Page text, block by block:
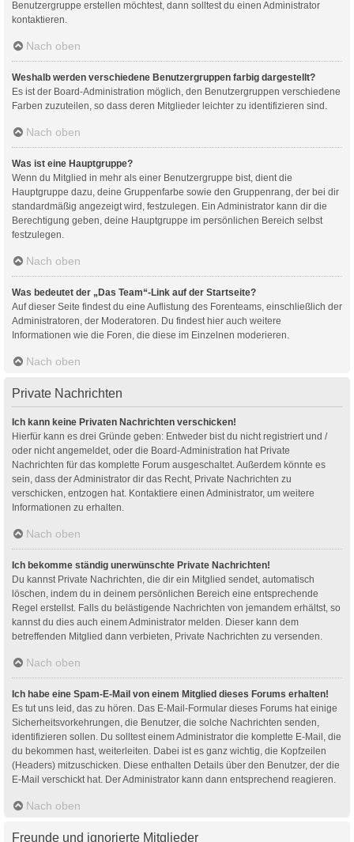
Benutzergruppe erstellen möchtest, dann solltest du einen Administrator
kontaktieren.
Nach oben
Weshalb werden verschiedene Benutzergruppen farbig dargestellt?
Es ist der Board-Administration möglich, den Benutzergruppen verschiedene
Farben zuzuteilen, so dass deren Mitglieder leichter zu identifizieren sind.
Nach oben
Was ist eine Hauptgruppe?
Wenn du Mitglied in mehr als einer Benutzergruppe bist, dient die
Hauptgruppe dazu, deine Gruppenfarbe sowie den Gruppenrang, der bei dir
standardmäßig angezeigt wird, festzulegen. Ein Administrator kann dir die
Berechtigung geben, deine Hauptgruppe im persönlichen Bereich selbst
festzulegen.
Nach oben
Was bedeutet der „Das Team“-Link auf der Startseite?
Auf dieser Seite findest du eine Auflistung des Forenteams, einschließlich der
Administratoren, der Moderatoren. Du findest hier auch weitere
Informationen wie die Foren, die diese im Einzelnen moderieren.
Nach oben
Private Nachrichten
Ich kann keine Privaten Nachrichten verschicken!
Hierfür kann es drei Gründe geben: Entweder bist du nicht registriert und /
oder nicht angemeldet, oder die Board-Administration hat Private
Nachrichten für das komplette Forum ausgeschaltet. Außerdem könnte es
sein, dass der Administrator dir das Recht, Private Nachrichten zu
verschicken, entzogen hat. Kontaktiere einen Administrator, um weitere
Informationen zu erhalten.
Nach oben
Ich bekomme ständig unerwünschte Private Nachrichten!
Du kannst Private Nachrichten, die dir ein Mitglied sendet, automatisch
löschen, indem du in deinem persönlichen Bereich eine entsprechende
Regel erstellst. Falls du belästigende Nachrichten von jemandem erhältst, so
kannst du dies auch einem Administrator melden. Dieser kann dem
betreffenden Mitglied dann verbieten, Private Nachrichten zu versenden.
Nach oben
Ich habe eine Spam-E-Mail von einem Mitglied dieses Forums erhalten!
Es tut uns leid, das zu hören. Das E-Mail-Formular dieses Forums hat einige
Sicherheitsvorkehrungen, die Benutzer, die solche Nachrichten senden,
identifizieren sollen. Du solltest einem Administrator die komplette E-Mail, die
du bekommen hast, weiterleiten. Dabei ist es ganz wichtig, die Kopfzeilen
(Headers) mitzuschicken. Diese enthalten Details über den Benutzer, der die
E-Mail verschickt hat. Der Administrator kann dann entsprechend reagieren.
Nach oben
Freunde und ignorierte Mitglieder